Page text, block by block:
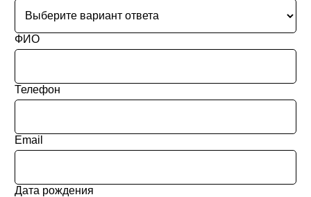
ФИО
Телефон
Email
Дата рождения